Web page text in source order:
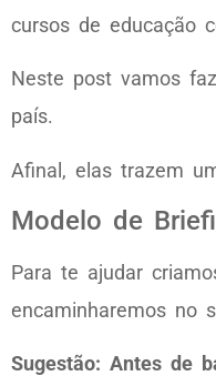
cursos de educação
Neste post vamos
país.
Afinal, elas trazem
Modelo de
Para te ajudar
encaminharemos no
Sugestão: Antes de